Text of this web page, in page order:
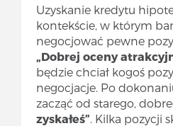
Uzyskanie kredytu
kontekście, w którym
negocjować pewne
„Dobrej oceny
będzie chciał kogoś
negocjacje. Po
zacząć od starego,
zyskałeś”. Kilka pozycji